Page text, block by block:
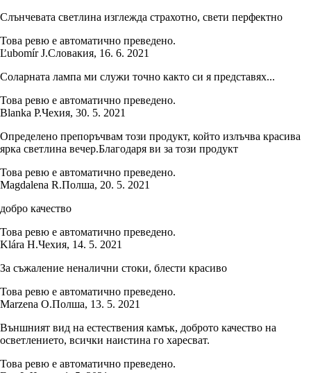
Слънчевата светлина изглежда страхотно, свети перфектно
Това ревю е автоматично преведено.
Ľubomír J.Словакия, 16. 6. 2021
Соларната лампа ми служи точно както си я представях...
Това ревю е автоматично преведено.
Blanka P.Чехия, 30. 5. 2021
Определено препоръчвам този продукт, който излъчва красива
ярка светлина вечер.Благодаря ви за този продукт
Това ревю е автоматично преведено.
Magdalena R.Полша, 20. 5. 2021
добро качество
Това ревю е автоматично преведено.
Klára H.Чехия, 14. 5. 2021
За съжаление неналични стоки, блести красиво
Това ревю е автоматично преведено.
Marzena O.Полша, 13. 5. 2021
Външният вид на естествения камък, доброто качество на
осветлението, всички наистина го харесват.
Това ревю е автоматично преведено.